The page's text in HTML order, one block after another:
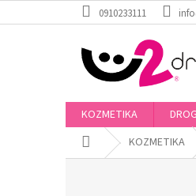
na
0910233111
KOZMETIKA
DomovKOZMETIKA